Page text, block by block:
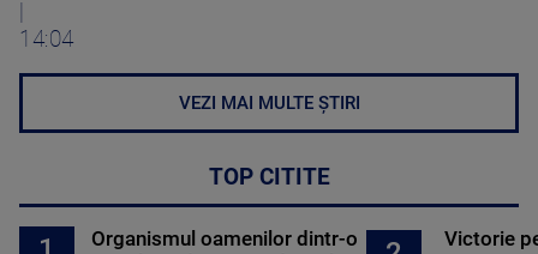
14:04
VEZI MAI MULTE ȘTIRI
TOP CITITE
Organismul oamenilor dintr-o
Victorie